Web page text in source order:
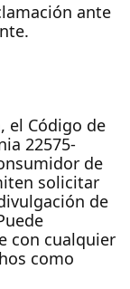
ante
el Código de
22575-
de
solicitar
de
con cualquier
como